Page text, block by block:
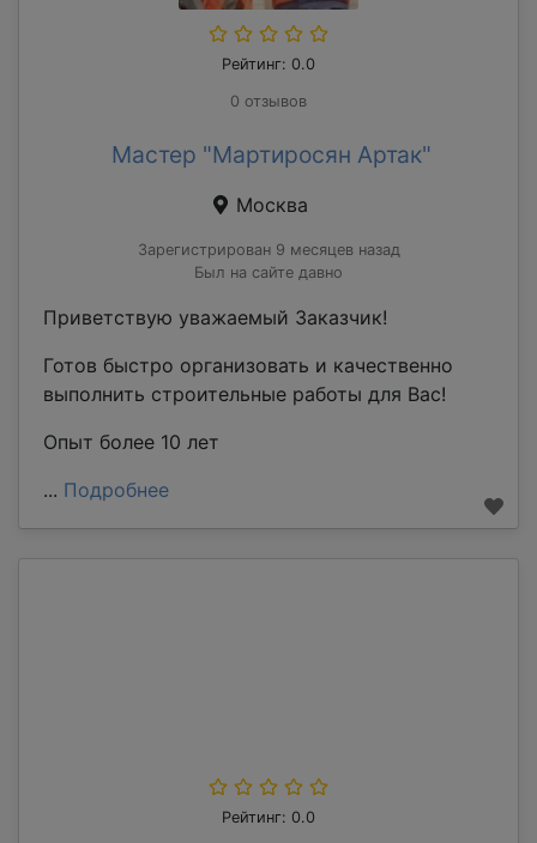
Рейтинг: 0.0
0 отзывов
Мастер "Мартиросян Артак"
Москва
Зарегистрирован 9 месяцев назад
Был на сайте давно
Приветствую уважаемый Заказчик!
Готов быстро организовать и качественно
выполнить строительные работы для Вас!
Опыт более 10 лет
... Подробнее
Рейтинг: 0.0